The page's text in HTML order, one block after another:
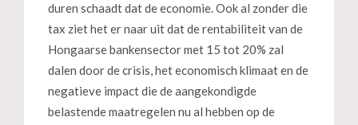
duren schaadt dat de economie. Ook al zonder die
tax ziet het er naar uit dat de rentabiliteit van de
Hongaarse bankensector met 15 tot 20% zal
dalen door de crisis, het economisch klimaat en de
negatieve impact die de aangekondigde
belastende maatregelen nu al hebben op de